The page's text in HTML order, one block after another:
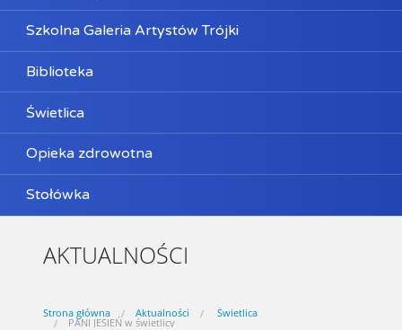
Szkolna Galeria Artystów Trójki
Biblioteka
Świetlica
Opieka zdrowotna
Stołówka
AKTUALNOŚCI
Strona główna Aktualności Świetlica
PANI JESIEŃ w świetlicy